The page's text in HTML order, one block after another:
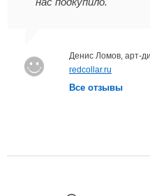
Денис Ломов, арт-
redcollar.ru
Все отзывы